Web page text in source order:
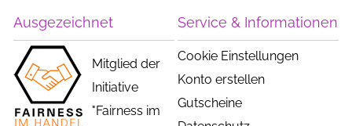
Ausgezeichnet
Mitglied der
Initiative
"Fairness im
Service & Informationen
Cookie Einstellungen
Konto erstellen
Gutscheine